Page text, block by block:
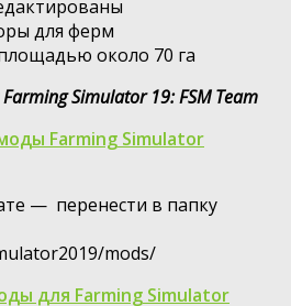
для ферм
около 70 га
Simulator 19: FSM Team
Farming Simulator
— перенести в папку
mods/
для Farming Simulator